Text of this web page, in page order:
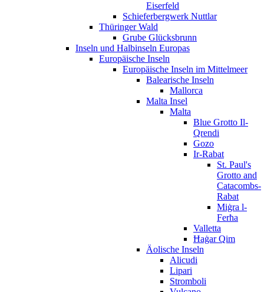
Eiserfeld
Schieferbergwerk Nuttlar
Thüringer Wald
Grube Glücksbrunn
Inseln und Halbinseln Europas
Europäische Inseln
Europäische Inseln im Mittelmeer
Balearische Inseln
Mallorca
Malta Insel
Malta
Blue Grotto Il-
Qrendi
Gozo
Ir-Rabat
St. Paul's
Grotto and
Catacombs-
Rabat
Miġra l-
Ferħa
Valletta
Ħaġar Qim
Äolische Inseln
Alicudi
Lipari
Stromboli